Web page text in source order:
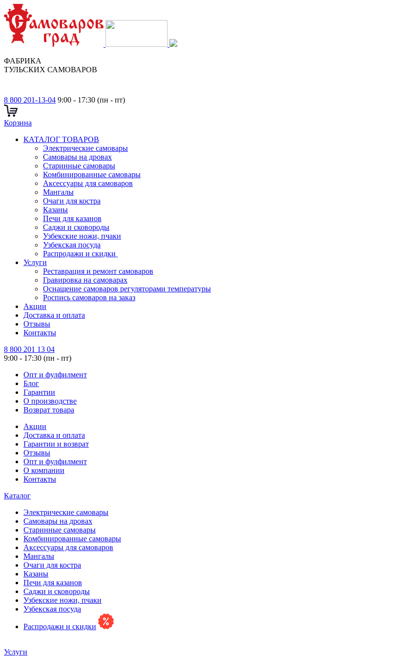
ФАБРИКА
ТУЛЬСКИХ САМОВАРОВ
8 800 201-13-04 9:00 - 17:30 (пн - пт)
Корзина
КАТАЛОГ ТОВАРОВ
Электрические самовары
Cамовары на дровах
Старинные самовары
Комбинированные самовары
Аксессуары для самоваров
Мангалы
Очаги для костра
Казаны
Печи для казанов
Саджи и сковороды
Узбекские ножи, пчаки
Узбекская посуда
Распродажи и скидки
Услуги
Реставрация и ремонт самоваров
Гравировка на самоварах
Оснащение самоваров регуляторами температуры
Роспись самоваров на заказ
Акции
Доставка и оплата
Отзывы
Контакты
8 800 201 13 04
9:00 - 17:30 (пн - пт)
Опт и фулфилмент
Блог
Гарантии
О производстве
Возврат товара
Акции
Доставка и оплата
Гарантии и возврат
Отзывы
Опт и фулфилмент
О компании
Контакты
Каталог
Электрические самовары
Cамовары на дровах
Старинные самовары
Комбинированные самовары
Аксессуары для самоваров
Мангалы
Очаги для костра
Казаны
Печи для казанов
Саджи и сковороды
Узбекские ножи, пчаки
Узбекская посуда
Распродажи и скидки
Услуги